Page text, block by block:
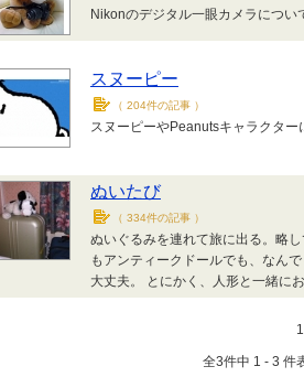
Nikonのデジタル一眼カメラについ
スヌーピー
（ 204件の記事 ）
スヌーピーやPeanutsキャラクター
ぬいたび
（ 334件の記事 ）
ぬいぐるみを連れて旅に出る。略
もアンティークドールでも、なん
大丈夫。 とにかく、人形と一緒に
1
全3件中 1 - 3 件